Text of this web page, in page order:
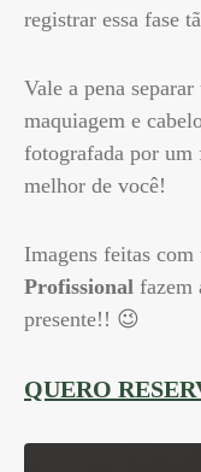
registrar essa fase
Vale a pena
maquiagem e
fotografada por um
melhor de você!
Imagens feitas com
Profissional fazem
presente!! 😉
QUERO